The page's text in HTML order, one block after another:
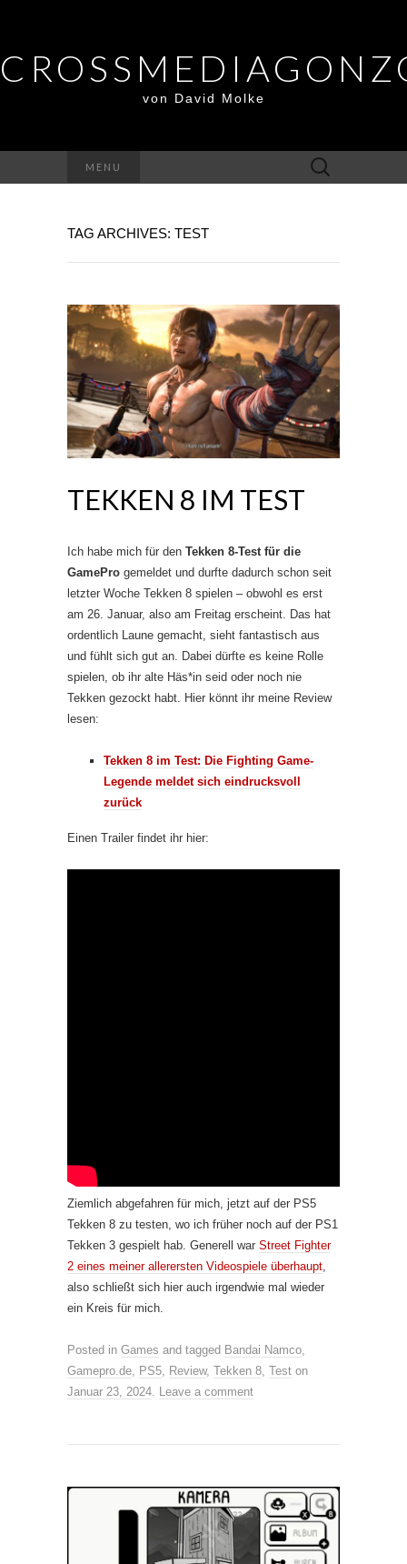
von David Molke
MENU
Suche
nach:
TAG ARCHIVES: TEST
TEKKEN 8 IM TEST
Ich habe mich für den Tekken 8-Test für die
GamePro gemeldet und durfte dadurch schon seit
letzter Woche Tekken 8 spielen – obwohl es erst
am 26. Januar, also am Freitag erscheint. Das hat
ordentlich Laune gemacht, sieht fantastisch aus
und fühlt sich gut an. Dabei dürfte es keine Rolle
spielen, ob ihr alte Häs*in seid oder noch nie
Tekken gezockt habt. Hier könnt ihr meine Review
lesen:
Tekken 8 im Test: Die Fighting Game-
Legende meldet sich eindrucksvoll
zurück
Einen Trailer findet ihr hier:
Ziemlich abgefahren für mich, jetzt auf der PS5
Tekken 8 zu testen, wo ich früher noch auf der PS1
Tekken 3 gespielt hab. Generell war Street Fighter
2 eines meiner allerersten Videospiele überhaupt
also schließt sich hier auch irgendwie mal wieder
ein Kreis für mich.
Posted in Games and tagged Bandai Namco
Gamepro.de
PS5 Review, Tekken 8 Test on
Januar 23, 2024
Leave a comment